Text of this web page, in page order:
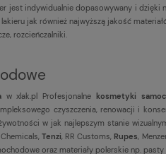
jest indywidualnie dopasowywany i
jak również najwyższą jakość
rozcieńczalniki.
w xlak.pl Profesjonalnekosmetyki
czyszczenia, renowacji i
w jak najlepszym stanie
Tenzi , RR Customs, Rupes ,
oraz materiały polerskie np.